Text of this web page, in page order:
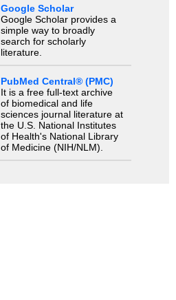
Google Scholar
Google Scholar provides a
simple way to broadly
search for scholarly
literature.
PubMed Central® (PMC)
It is a free full-text archive
of biomedical and life
sciences journal literature at
the U.S. National Institutes
of Health's National Library
of Medicine (NIH/NLM).